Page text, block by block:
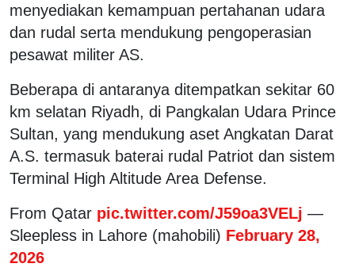
menyediakan kemampuan pertahanan udara
dan rudal serta mendukung pengoperasian
pesawat militer AS.
Beberapa di antaranya ditempatkan sekitar 60
km selatan Riyadh, di Pangkalan Udara Prince
Sultan, yang mendukung aset Angkatan Darat
A.S. termasuk baterai rudal Patriot dan sistem
Terminal High Altitude Area Defense.
From Qatar pic.twitter.com/J59oa3VELj —
Sleepless in Lahore (mahobili) February 28,
2026